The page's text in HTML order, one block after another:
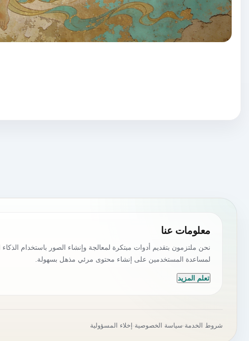
معلومات عنا
نحن ملتزمون بتقديم أدوات مبتكرة لمعالجة وإنشاء الصور باستخدام
لمساعدة المستخدمين على إنشاء محتوى مرئي مذهل بسهولة.
تعلم المزيد
شروط الخدمة·سياسة الخصوصية· إخلاء المسؤولية